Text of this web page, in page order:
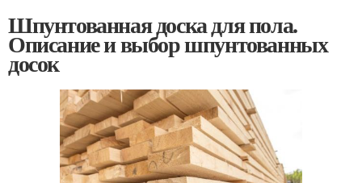
Шпунтованная доска для пола.
Описание и выбор шпунтованных
досок